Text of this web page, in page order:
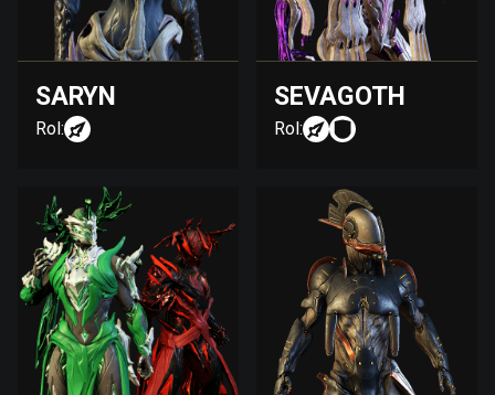
SARYN
Rol:
SEVAGOTH
Rol: